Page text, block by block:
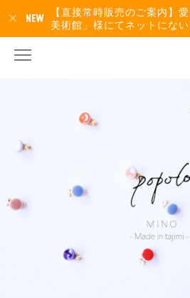
【直接常時販売のご案内】
美術館」様にてネットにない